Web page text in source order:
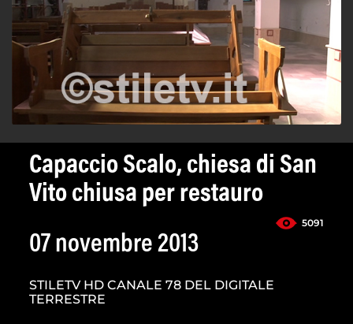
Capaccio Scalo, chiesa di San
Vito chiusa per restauro
5091
07 novembre 2013
STILETV HD CANALE 78 DEL DIGITALE
TERRESTRE